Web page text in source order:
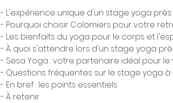
- L'expérience unique d'un stage yoga
- Pourquoi choisir Colomiers pour votre
- Les bienfaits du yoga pour le corps et
- À quoi s'attendre lors d'un stage yoga
- Sesa Yoga : votre partenaire idéal pour
- Questions fréquentes sur le stage yoga à
- En bref : les points essentiels
- À retenir